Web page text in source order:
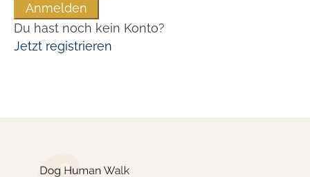
Anmelden
Du hast noch kein Konto?
Jetzt registrieren